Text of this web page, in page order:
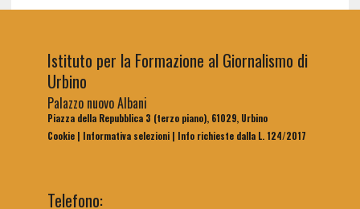
Istituto per la Formazione al Giornalismo di
Urbino
Palazzo nuovo Albani
Piazza della Repubblica 3 (terzo piano), 61029, Urbino
Cookie| Informativa selezioni| Info richieste dalla L. 124/2017
Telefono: